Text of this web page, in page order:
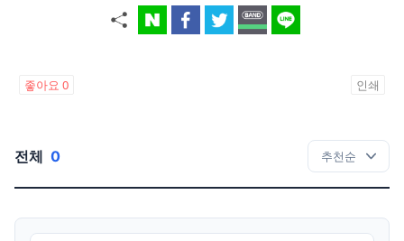
좋아요 0 인쇄
전체 0